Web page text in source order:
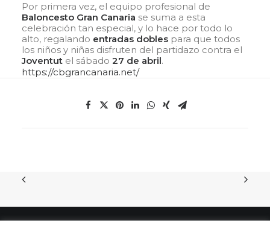
Por primera vez, el equipo profesional de
Baloncesto Gran Canaria se suma a esta
celebración tan especial, y lo hace por todo lo
alto, regalando entradas dobles para que todos
los niños y niñas disfruten del partidazo contra el
Joventut el sábado 27 de abril.
https://cbgrancanaria.net/